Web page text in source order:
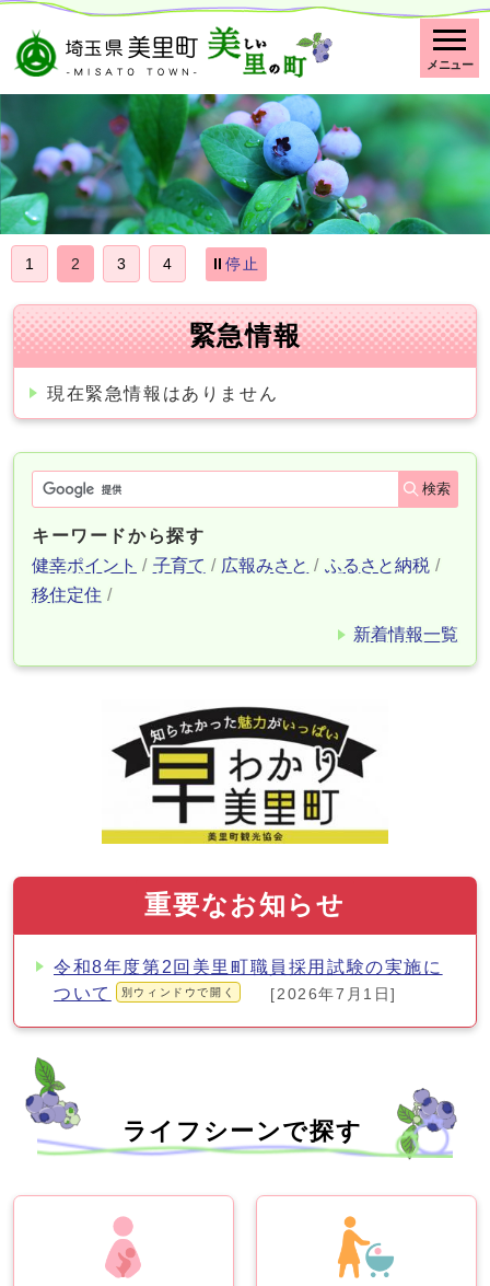
メニュー
1 2 3 4 停止
緊急情報
現在緊急情報はありません
検索
キーワードから探す
健幸ポイント
子育て 広報みさと
ふるさと納税
移住定住
新着情報一覧
重要なお知らせ
令和8年度第2回美里町職員採用試験の実施に
ついて
別ウィンドウで開く [2026年7月1日]
ライフシーンで探す